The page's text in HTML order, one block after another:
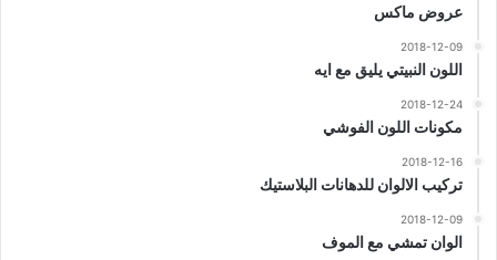
عروض ماكس
2018-12-09
اللون النبيتي يليق مع ايه
2018-12-24
مكونات اللون الفوشي
2018-12-16
تركيب الالوان للدهانات البلاستيك
2018-12-09
الوان تمشي مع الموف